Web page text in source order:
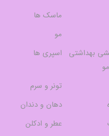
ماسک ها
مو
بهداشتی
اسپری ها
تونر و سرم
دهان و دندان
عطر و ادکلن